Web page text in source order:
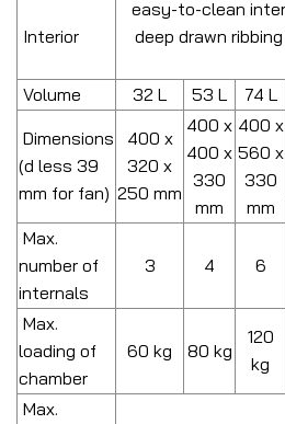
Interior
easy-to-clean
deep drawn
Volume
32 L 53 L 74 L
Dimensions
(d less 39
mm for fan)
400 x
320 x
250 mm
400 x
400 x
330
mm
400 x
560 x
330
mm
Max.
number of
internals
3 4 6
Max.
loading of
chamber
60 kg 80 kg
120
kg
Max.